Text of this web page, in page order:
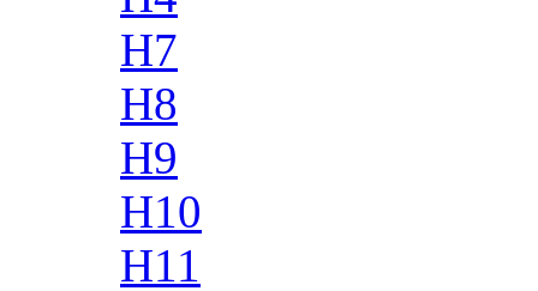
H7
H8
H9
H10
H11